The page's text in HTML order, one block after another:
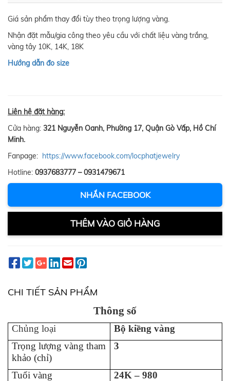
Giá sản phẩm thay đổi tùy theo trọng lượng vàng.
Nhận đặt mẫu/gia công theo yêu cầu với chất liệu vàng trắng,
vàng tây 10K, 14K, 18K
Hướng dẫn đo size
Liên hệ đặt hàng:
Cửa hàng: 321 Nguyễn Oanh, Phường 17, Quận Gò Vấp, Hồ Chí
Minh.
Fanpage: https://www.facebook.com/locphatjewelry
Hotline: 0937683777 – 0931479671
NHẮN FACEBOOK
THÊM VÀO GIỎ HÀNG
CHI TIẾT SẢN PHẨM
Thông số
Chủng loại
Bộ kiềng vàng
Trọng lượng vàng tham
khảo (chỉ)
3
Tuổi vàng 24K – 980